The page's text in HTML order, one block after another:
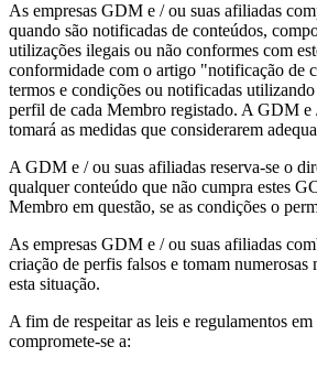
As empresas GDM e / ou suas afiliadas
quando são notificadas de conteúdos,
utilizações ilegais ou não conformes com
conformidade com o artigo "notificação de
termos e condições ou notificadas
perfil de cada Membro registado. A GDM e
tomará as medidas que considerarem
A GDM e / ou suas afiliadas reserva-se o
qualquer conteúdo que não cumpra estes
Membro em questão, se as condições o
As empresas GDM e / ou suas afiliadas
criação de perfis falsos e tomam numerosas
esta situação.
A fim de respeitar as leis e regulamentos
compromete-se a: